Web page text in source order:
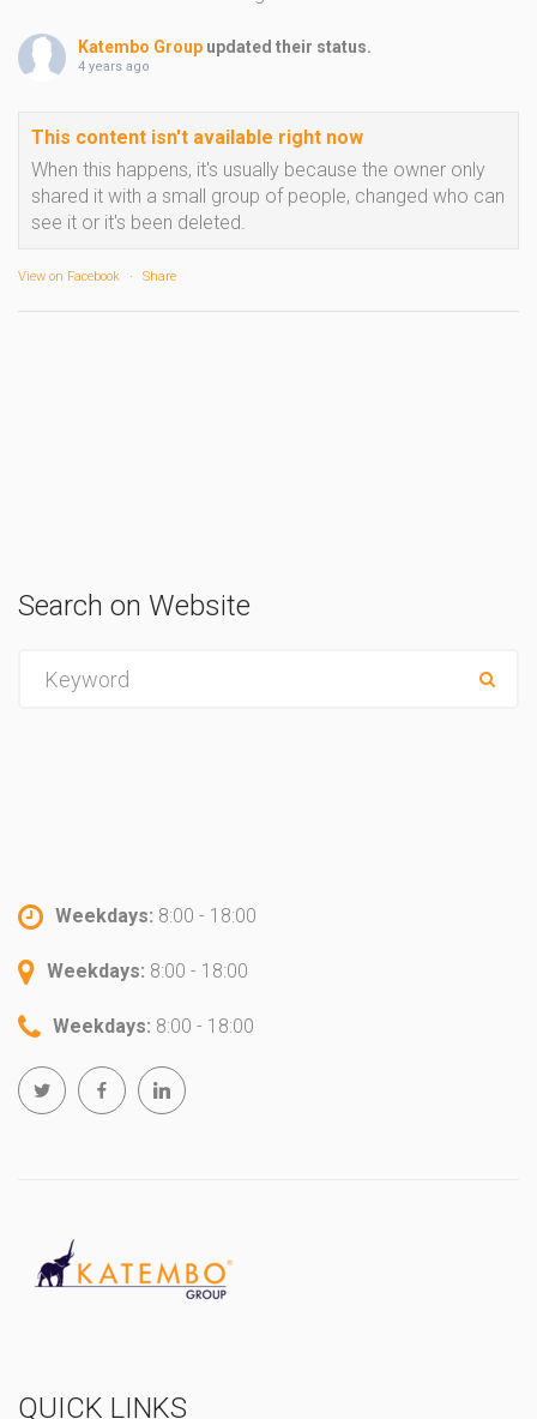
Katembo Group updated their status.
4 years ago
This content isn't available right now
When this happens, it's usually because the owner only
shared it with a small group of people, changed who can
see it or it's been deleted.
View on Facebook · Share
Search on Website
Weekdays: 8:00 - 18:00
Weekdays: 8:00 - 18:00
Weekdays: 8:00 - 18:00
QUICK LINKS